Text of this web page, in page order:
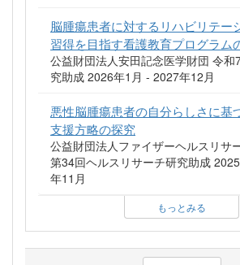
脳腫瘍患者に対するリハビリテー
習得を目指す看護教育プログラム
公益財団法人安田記念医学財団 令和
究助成 2026年1月 - 2027年12月
悪性脳腫瘍患者の自分らしさに基
支援方略の探究
公益財団法人ファイザーヘルスリサ
第34回ヘルスリサーチ研究助成
年11月
もっとみる